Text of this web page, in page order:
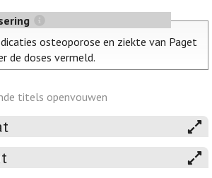
osteoporose en ziekte van Paget
de doses vermeld.
titels openvouwen